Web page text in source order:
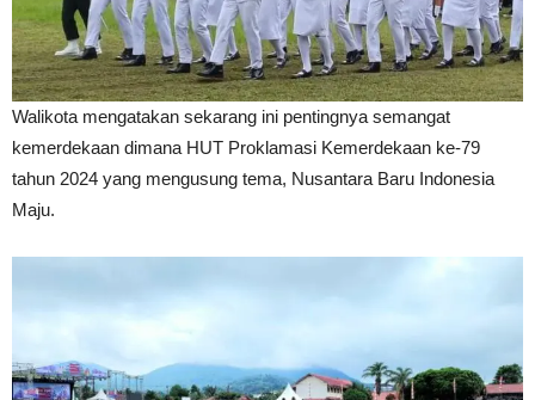
Walikota mengatakan sekarang ini pentingnya semangat
kemerdekaan dimana HUT Proklamasi Kemerdekaan ke-79
tahun 2024 yang mengusung tema, Nusantara Baru Indonesia
Maju.